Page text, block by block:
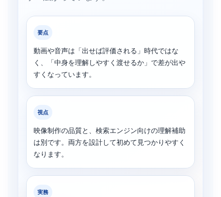
要点
動画や音声は「出せば評価される」時代ではな
く、「中身を理解しやすく渡せるか」で差が出や
すくなっています。
視点
映像制作の品質と、検索エンジン向けの理解補助
は別です。両方を設計して初めて見つかりやすく
なります。
実務